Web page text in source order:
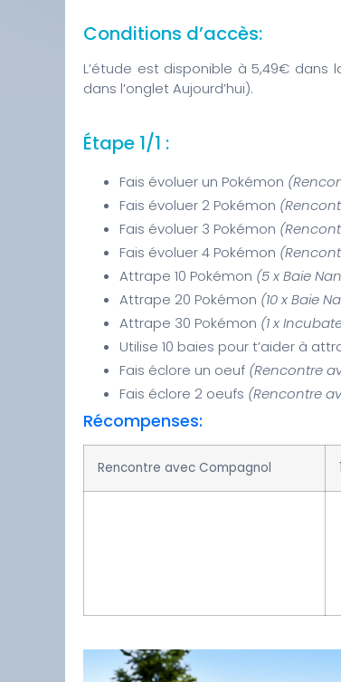
Conditions d’accès:
L’étude est disponible à 5,49€
dans l’onglet Aujourd’hui).
Étape 1/1 :
Fais évoluer un Pokémon
Fais évoluer 2 Pokémon
Fais évoluer 3 Pokémon
Fais évoluer 4 Pokémon
Attrape 10 Pokémon (5 x Baie
Attrape 20 Pokémon (10 x Baie
Attrape 30 Pokémon (1 x
Utilise 10 baies pour t’aider à
Fais éclore un oeuf (Rencontre
Fais éclore 2 oeufs (Rencontre
Récompenses:
Rencontre avec Compagnol